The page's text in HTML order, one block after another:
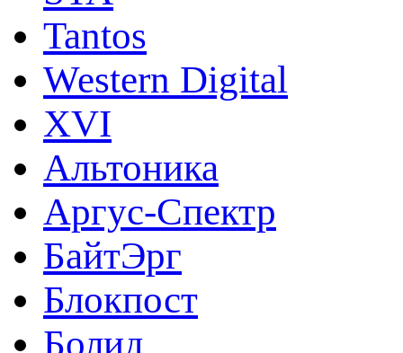
Tantos
Western Digital
XVI
Альтоника
Аргус-Спектр
БайтЭрг
Блокпост
Болид